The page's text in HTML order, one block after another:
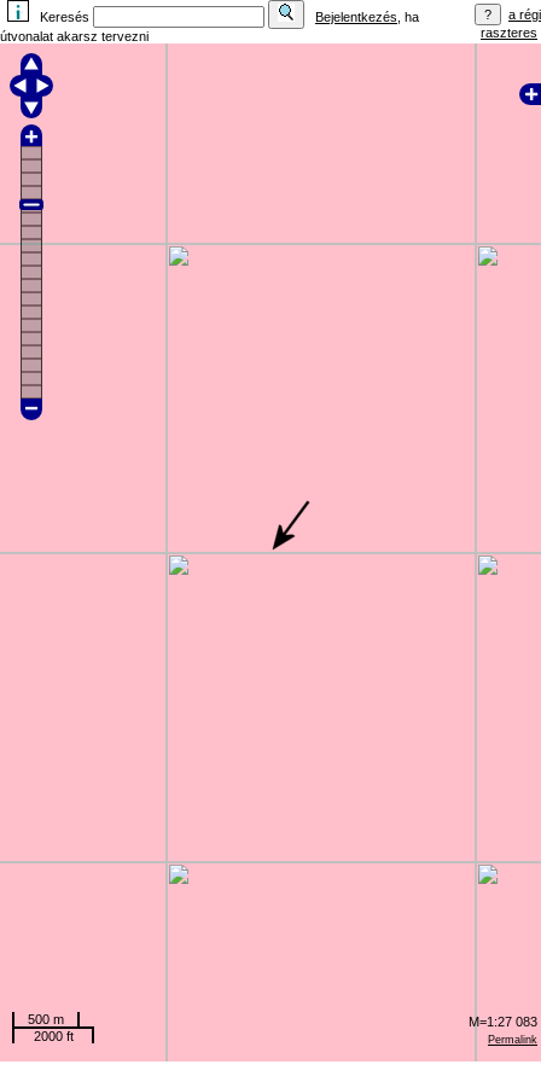
Keresés Bejelentkezés , ha
útvonalat akarsz tervezni
a régi
raszteres
Permalink
500 m
2000 ft
M=1:27 083